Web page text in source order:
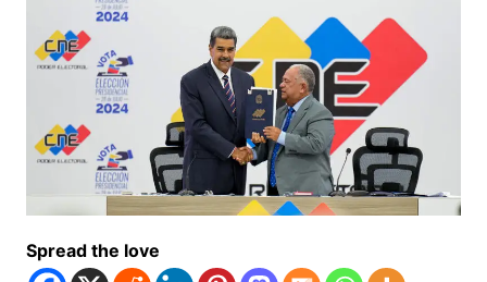
Spread the love